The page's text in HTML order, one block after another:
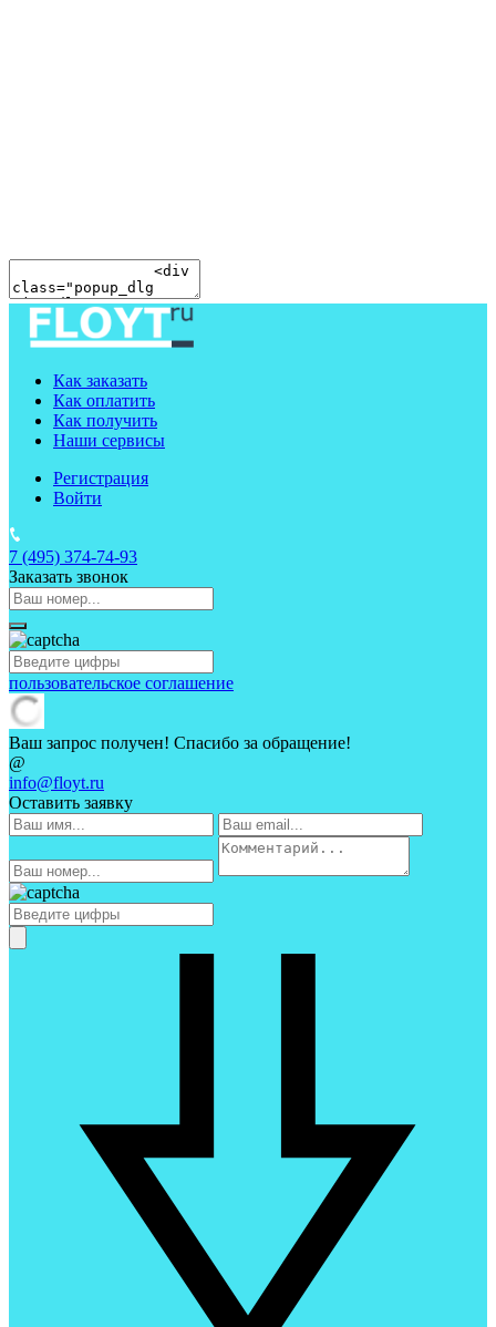
Как заказать
Как оплатить
Как получить
Наши сервисы
Регистрация
Войти
7 (495) 374-74-93
Заказать звонок
пользовательское соглашение
Ваш запрос получен! Спасибо за обращение!
@
info@floyt.ru
Оставить заявку